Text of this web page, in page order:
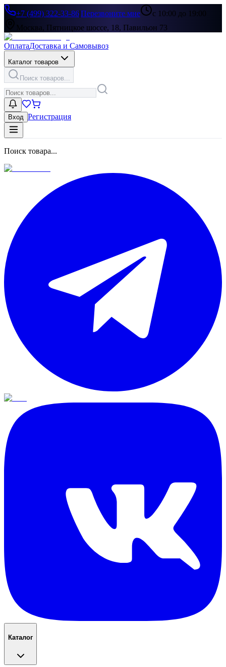
+7 (499) 322-33-86|Перезвоните мне
с 10:00 до 19:00
Москва, Пятницкое шоссе, 18, Павильон 73
ОплатаДоставка и Самовывоз
Каталог товаров
Поиск товаров...
Вход Регистрация
Поиск товара...
Каталог